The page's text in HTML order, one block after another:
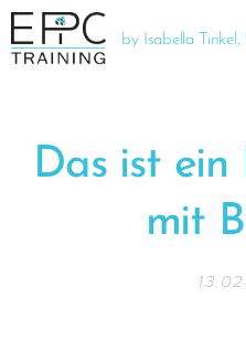
by Isabella Tinkel,
Das ist
mit